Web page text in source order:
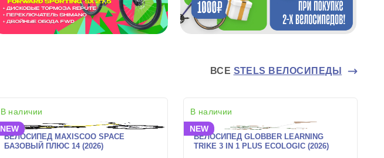
ВСЕ STELS ВЕЛОСИПЕДЫ
В наличии
NEW
ВЕЛОСИПЕД MAXISCOO SPACE
БАЗОВЫЙ ПЛЮС 14 (2026)
В наличии
NEW
ВЕЛОСИПЕД GLOBBER LEARNING
TRIKE 3 IN 1 PLUS ECOLOGIC (2026)